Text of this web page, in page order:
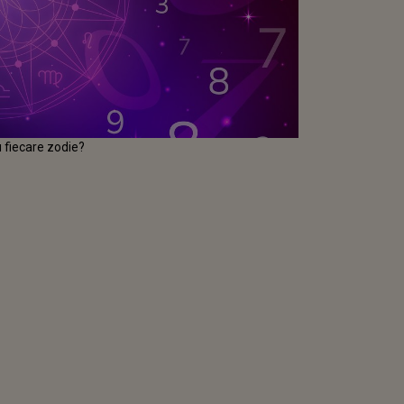
fiecare zodie?